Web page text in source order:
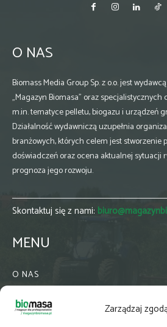
Zarządzaj
O NAS
Biomass Media Group Sp. z o.o. jest
„Magazyn Biomasa” oraz
m.in. tematyce pelletu, biogazu i urządzeń
Działalność wydawniczą uzupełnia
branżowych, których celem jest stworzenie
doświadczeń oraz ocena aktualnej sytuacji
prognoza jego rozwoju.
Skontaktuj się z nami:
MENU
O NAS
WSPÓŁPRACA